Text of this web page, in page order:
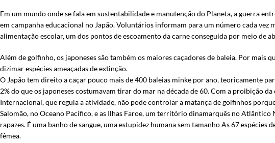
Em um mundo onde se fala em sustentabilidade e manutenção do Planeta, a guerra
em campanha educacional no Japão. Voluntários informam para um número cada
alimentação escolar, um dos pontos de escoamento da carne conseguida por meio de
Além de golfinho, os japoneses são também os maiores caçadores de baleia. Por mais
dizimar espécies ameaçadas de extinção.
O Japão tem direito a caçar pouco mais de 400 baleias minke por ano, teoricamente
2% do que os japoneses costumavam tirar do mar na década de 60. Com a proibição
Internacional, que regula a atividade, não pode controlar a matança de golfinhos
Salomão, no Oceano Pacífico, e as Ilhas Faroe, um território dinamarquês no
rapazes. É uma banho de sangue, uma estupidez humana sem tamanho As 67
fêmea.